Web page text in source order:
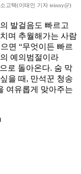
고택(이태인 기자 teinny@)
발걸음도 빠르고
며 추월해가는 사람
면 “무엇이든 빠르
예의범절이라
로 돌아온다. 숨 막
을 때, 만석꾼 청송
여유롭게 맞아주는